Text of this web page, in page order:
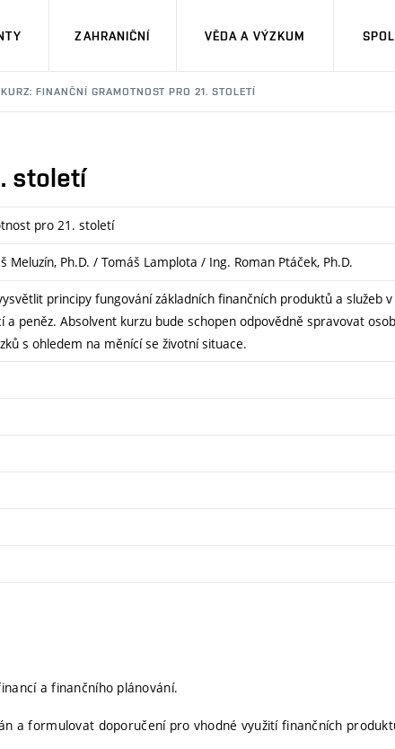
ZAHRANIČNÍ VĚDA A VÝZKUM
KURZ: FINANČNÍ GRAMOTNOST PRO 21. STOLETÍ
století
pro 21. století
Meluzín, Ph.D. / Tomáš Lamplota / Ing. Roman Ptáček, Ph.D.
principy fungování základních finančních produktů a
a peněz. Absolvent kurzu bude schopen odpovědně spravovat
s ohledem na měnící se životní situace.
a finančního plánování.
a formulovat doporučení pro vhodné využití finančních